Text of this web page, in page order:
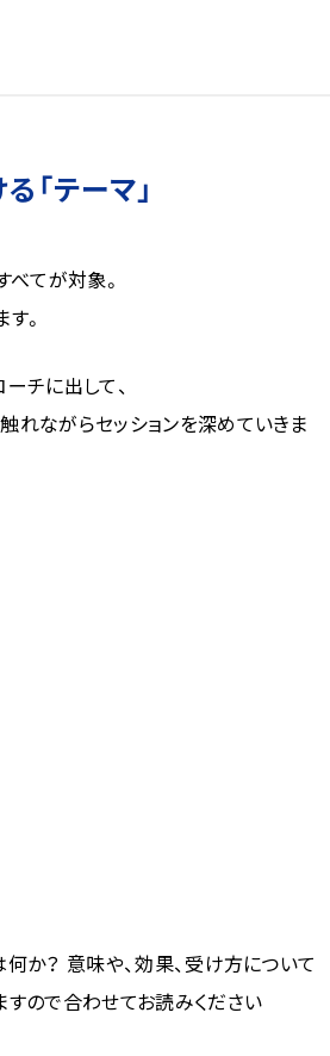
「テーマ」
べてが対象。
。
チに出して、
れながらセッションを深めていきま
か？ 意味や、効果、受け方について
ので合わせてお読みください